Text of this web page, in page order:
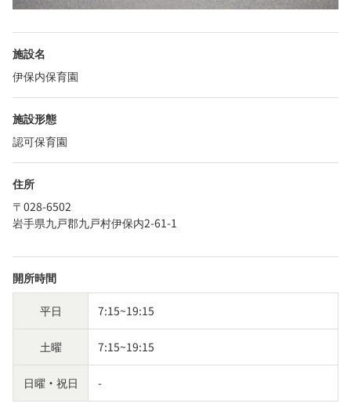
施設名
伊保内保育園
施設形態
認可保育園
住所
〒028-6502
岩手県九戸郡九戸村伊保内2-61-1
開所時間
平日 7:15~19:15
土曜 7:15~19:15
日曜・祝日 -